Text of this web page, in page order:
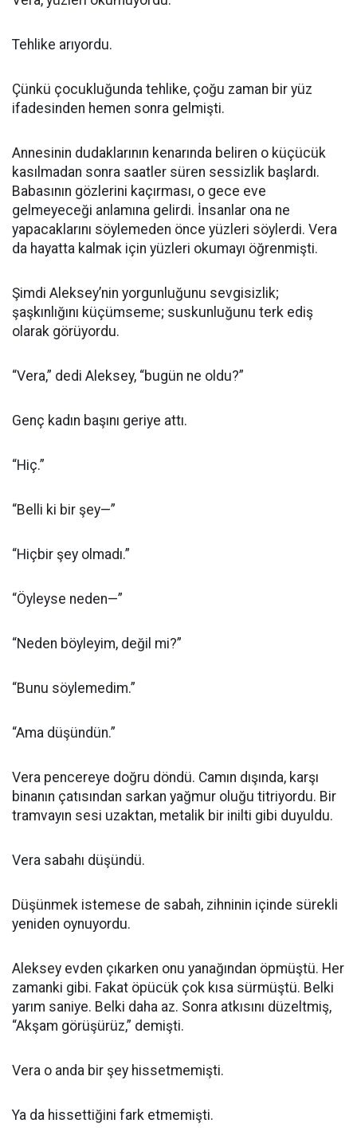
Tehlike arıyordu.
Çünkü çocukluğunda tehlike, çoğu zaman bir yüz
ifadesinden hemen sonra gelmişti.
Annesinin dudaklarının kenarında beliren o küçücük
kasılmadan sonra saatler süren sessizlik başlardı.
Babasının gözlerini kaçırması, o gece eve
gelmeyeceği anlamına gelirdi. İnsanlar ona ne
yapacaklarını söylemeden önce yüzleri söylerdi. Vera
da hayatta kalmak için yüzleri okumayı öğrenmişti.
Şimdi Aleksey’nin yorgunluğunu sevgisizlik;
şaşkınlığını küçümseme; suskunluğunu terk ediş
olarak görüyordu.
“Vera,” dedi Aleksey, “bugün ne oldu?”
Genç kadın başını geriye attı.
“Hiç.”
“Belli ki bir şey—”
“Hiçbir şey olmadı.”
“Öyleyse neden—”
“Neden böyleyim, değil mi?”
“Bunu söylemedim.”
“Ama düşündün.”
Vera pencereye doğru döndü. Camın dışında, karşı
binanın çatısından sarkan yağmur oluğu titriyordu. Bir
tramvayın sesi uzaktan, metalik bir inilti gibi duyuldu.
Vera sabahı düşündü.
Düşünmek istemese de sabah, zihninin içinde sürekli
yeniden oynuyordu.
Aleksey evden çıkarken onu yanağından öpmüştü. Her
zamanki gibi. Fakat öpücük çok kısa sürmüştü. Belki
yarım saniye. Belki daha az. Sonra atkısını düzeltmiş,
“Akşam görüşürüz,” demişti.
Vera o anda bir şey hissetmemişti.
Ya da hissettiğini fark etmemişti.